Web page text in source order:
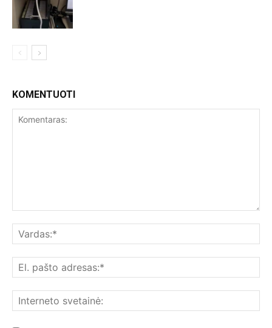
KOMENTUOTI